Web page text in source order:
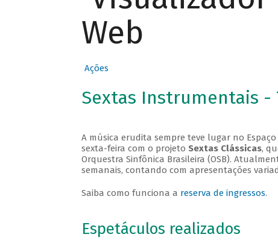
Web
Ações
Sextas Instrumentais -
A música erudita sempre teve lugar no
sexta-feira com o projeto Sextas Clássicas,
Orquestra Sinfônica Brasileira (OSB).
semanais, contando com apresentações
Saiba como funciona a reserva de ingressos.
Espetáculos realizados